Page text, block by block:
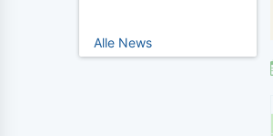
Alle News